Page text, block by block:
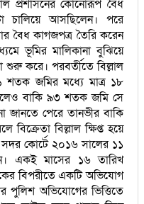
প্রশাসনের কোনোরূপ বৈধ
চালিয়ে আসছিলেন। পরে
বৈধ কাগজপত্র তৈরি করেন
ভূমির মালিকানা বুঝিয়ে
শুরু করে। পরবর্তীতে বিল্লাল
শতক জমির মধ্যে মাত্র ১৮
বাকি ৯৩ শতক জমি সে
জানতে পেরে তানভীর বাকি
বিক্রেতা বিল্লাল ক্ষিপ্ত হয়ে
কোর্টে ২০১৬ সালের ১১
একই মাসের ১৬ তারিখ
বিপরীতে একটি অভিযোগ
পুলিশ অভিযোগের ভিত্তিতে